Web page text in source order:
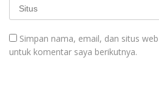
Simpan nama, email, dan situs
untuk komentar saya berikutnya.